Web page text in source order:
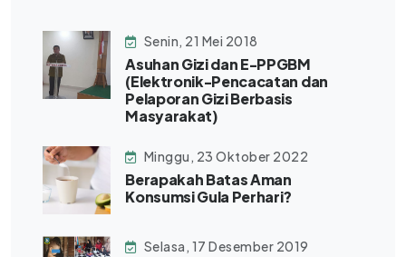
Senin, 21 Mei 2018
Asuhan Gizi dan E-PPGBM
(Elektronik-Pencacatan dan
Pelaporan Gizi Berbasis
Masyarakat)
Minggu, 23 Oktober 2022
Berapakah Batas Aman
Konsumsi Gula Perhari?
Selasa, 17 Desember 2019